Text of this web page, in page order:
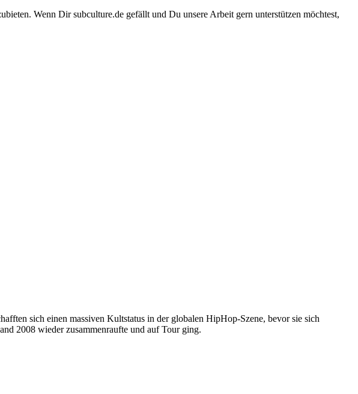
Wenn Dir subculture.de gefällt und Du unsere Arbeit gern unterstützen möchtest,
sich einen massiven Kultstatus in der globalen HipHop-Szene, bevor sie sich
2008 wieder zusammenraufte und auf Tour ging.